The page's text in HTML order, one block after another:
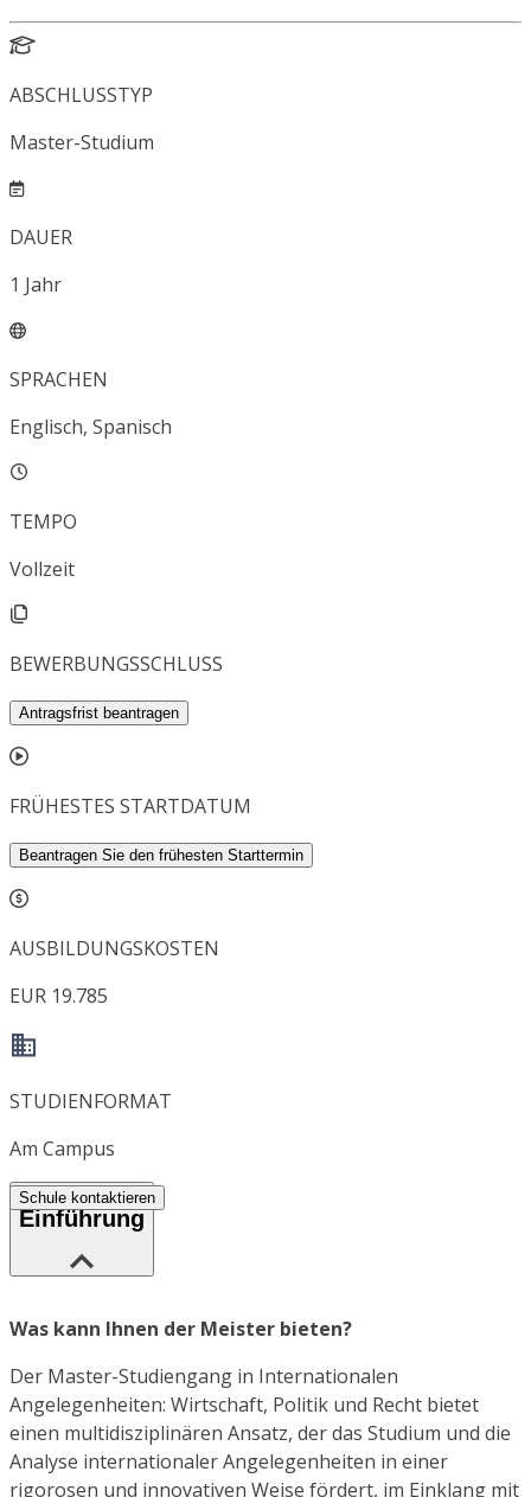
ABSCHLUSSTYP
Master-Studium
DAUER
1 Jahr
SPRACHEN
Englisch, Spanisch
TEMPO
Vollzeit
BEWERBUNGSSCHLUSS
Antragsfrist beantragen
FRÜHESTES STARTDATUM
Beantragen Sie den frühesten Starttermin
AUSBILDUNGSKOSTEN
EUR 19.785
STUDIENFORMAT
Am Campus
Schule kontaktieren
Einführung
Was kann Ihnen der Meister bieten?
Der Master-Studiengang in Internationalen
Angelegenheiten: Wirtschaft, Politik und Recht bietet
einen multidisziplinären Ansatz, der das Studium und die
Analyse internationaler Angelegenheiten in einer
rigorosen und innovativen Weise fördert, im Einklang mit